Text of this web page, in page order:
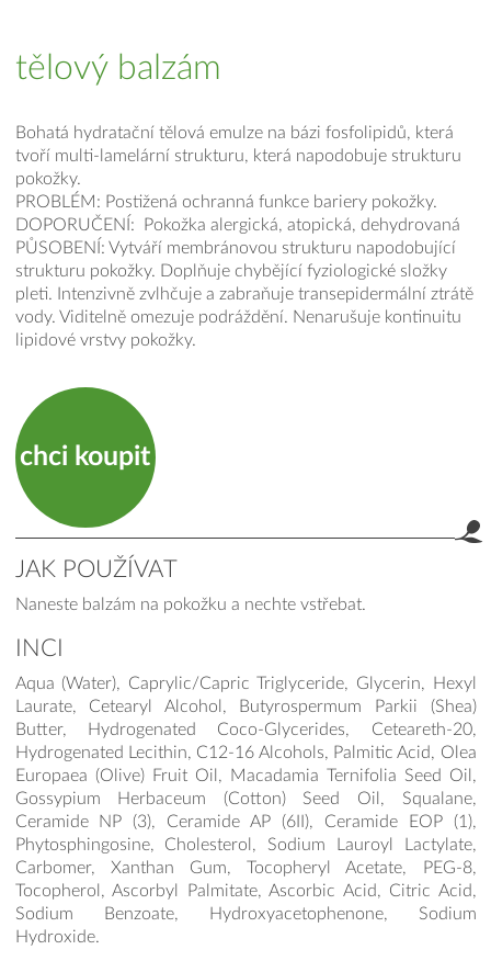
tělový balzám
Bohatá hydratační tělová emulze na bázi fosfolipidů, která
tvoří multi-lamelární strukturu, která napodobuje strukturu
pokožky.
PROBLÉM: Postižená ochranná funkce bariery pokožky.
DOPORUČENÍ: Pokožka alergická, atopická, dehydrovaná
PŮSOBENÍ: Vytváří membránovou strukturu napodobující
strukturu pokožky. Doplňuje chybějící fyziologické složky
pleti. Intenzivně zvlhčuje a zabraňuje transepidermální ztrátě
vody. Viditelně omezuje podráždění. Nenarušuje kontinuitu
lipidové vrstvy pokožky.
chci koupit
JAK POUŽÍVAT
Naneste balzám na pokožku a nechte vstřebat.
INCI
Aqua (Water), Caprylic/Capric Triglyceride, Glycerin, Hexyl
Laurate, Cetearyl Alcohol, Butyrospermum Parkii (Shea)
Butter, Hydrogenated Coco-Glycerides, Ceteareth-20,
Hydrogenated Lecithin, C12-16 Alcohols, Palmitic Acid, Olea
Europaea (Olive) Fruit Oil, Macadamia Ternifolia Seed Oil,
Gossypium Herbaceum (Cotton) Seed Oil, Squalane,
Ceramide NP (3), Ceramide AP (6II), Ceramide EOP (1),
Phytosphingosine, Cholesterol, Sodium Lauroyl Lactylate,
Carbomer, Xanthan Gum, Tocopheryl Acetate, PEG-8,
Tocopherol, Ascorbyl Palmitate, Ascorbic Acid, Citric Acid,
Sodium Benzoate, Hydroxyacetophenone, Sodium
Hydroxide.